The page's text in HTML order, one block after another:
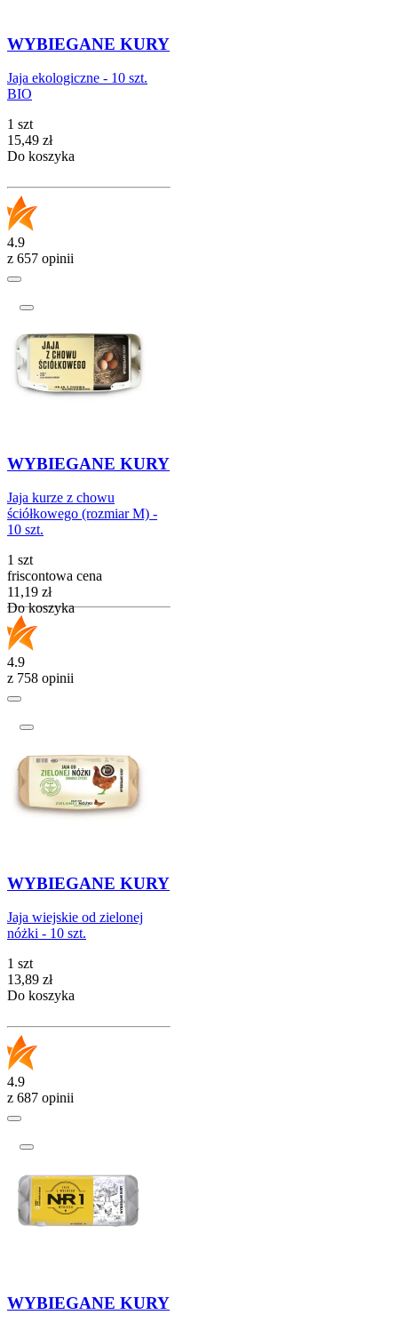
WYBIEGANE KURY
Jaja ekologiczne - 10 szt.
BIO
1 szt
Cena
15,49 zł
Do koszyka
4.9
z 657 opinii
WYBIEGANE KURY
Jaja kurze z chowu
ściółkowego (rozmiar M) -
10 szt.
1 szt
friscontowa cena
Cena
11,19 zł
Do koszyka
4.9
z 758 opinii
WYBIEGANE KURY
Jaja wiejskie od zielonej
nóżki - 10 szt.
1 szt
Cena
13,89 zł
Do koszyka
4.9
z 687 opinii
WYBIEGANE KURY